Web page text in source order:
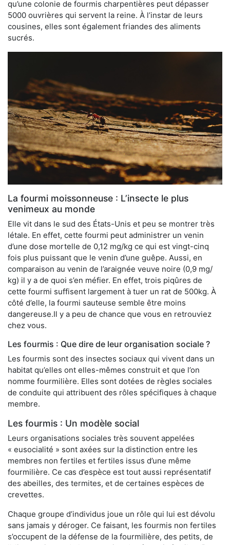
qu’une colonie de fourmis charpentières peut dépasser
5000 ouvrières qui servent la reine. À l’instar de leurs
cousines, elles sont également friandes des aliments
sucrés.
La fourmi moissonneuse : L’insecte le plus
venimeux au monde
Elle vit dans le sud des États-Unis et peu se montrer très
létale. En effet, cette fourmi peut administrer un venin
d’une dose mortelle de 0,12 mg/kg ce qui est vingt-cinq
fois plus puissant que le venin d’une guêpe. Aussi, en
comparaison au venin de l’araignée veuve noire (0,9 mg/
kg) il y a de quoi s’en méfier. En effet, trois piqûres de
cette fourmi suffisent largement à tuer un rat de 500kg. À
côté d’elle, la fourmi sauteuse semble être moins
dangereuse.Il y a peu de chance que vous en retrouviez
chez vous.
Les fourmis : Que dire de leur organisation sociale ?
Les fourmis sont des insectes sociaux qui vivent dans un
habitat qu’elles ont elles-mêmes construit et que l’on
nomme fourmilière. Elles sont dotées de règles sociales
de conduite qui attribuent des rôles spécifiques à chaque
membre.
Les fourmis : Un modèle social
Leurs organisations sociales très souvent appelées
« eusocialité » sont axées sur la distinction entre les
membres non fertiles et fertiles issus d’une même
fourmilière. Ce cas d’espèce est tout aussi représentatif
des abeilles, des termites, et de certaines espèces de
crevettes.
Chaque groupe d’individus joue un rôle qui lui est dévolu
sans jamais y déroger. Ce faisant, les fourmis non fertiles
s’occupent de la défense de la fourmilière, des petits, de